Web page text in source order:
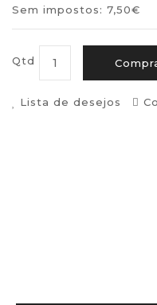
Sem impostos: 7,50€
Qtd
Lista de desejos